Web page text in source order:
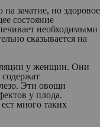
зачатие, но здоровое
состояние
необходимыми
сказывается на
у женщин. Они
Эти овощи
у плода.
много таких